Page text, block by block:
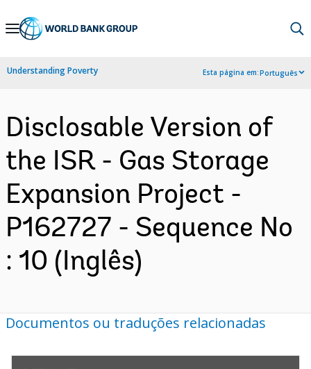
Skip
Navigation
Understanding Poverty Esta página em:Português
Disclosable Version of
the ISR - Gas Storage
Expansion Project -
P162727 - Sequence No
: 10 (Inglês)
Documentos ou traduções relacionadas